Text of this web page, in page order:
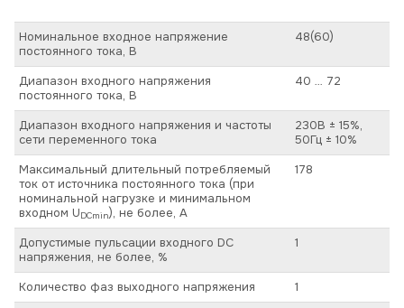
Номинальное входное напряжение
постоянного тока, В
48(60)
Диапазон входного напряжения
постоянного тока, В
40 … 72
Диапазон входного напряжения и частоты
сети переменного тока
230В ± 15%,
50Гц ± 10%
Максимальный длительный потребляемый
ток от источника постоянного тока (при
номинальной нагрузке и минимальном
входном UDCmin), не более, А
178
Допустимые пульсации входного DC
напряжения, не более, %
1
Количество фаз выходного напряжения 1